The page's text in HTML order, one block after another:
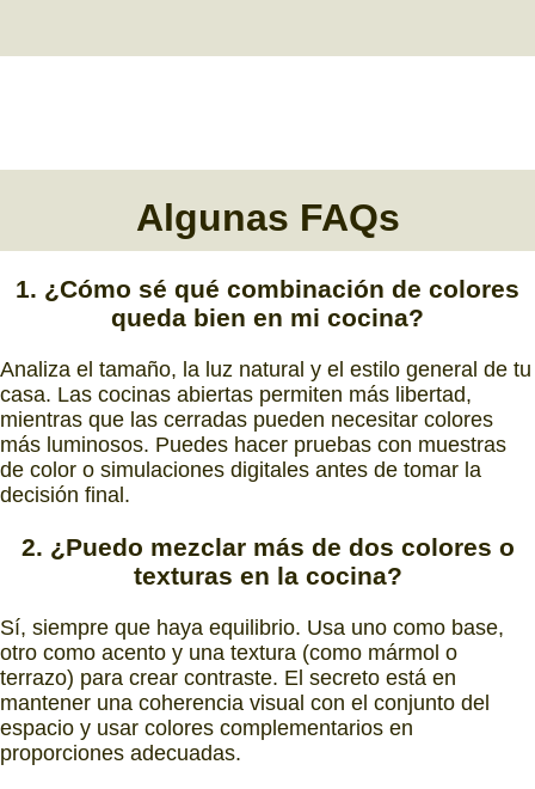
Algunas FAQs
1. ¿Cómo sé qué combinación de colores
queda bien en mi cocina?
Analiza el tamaño, la luz natural y el estilo general de tu
casa. Las cocinas abiertas permiten más libertad,
mientras que las cerradas pueden necesitar colores
más luminosos. Puedes hacer pruebas con muestras
de color o simulaciones digitales antes de tomar la
decisión final.
2. ¿Puedo mezclar más de dos colores o
texturas en la cocina?
Sí, siempre que haya equilibrio. Usa uno como base,
otro como acento y una textura (como mármol o
terrazo) para crear contraste. El secreto está en
mantener una coherencia visual con el conjunto del
espacio y usar colores complementarios en
proporciones adecuadas.